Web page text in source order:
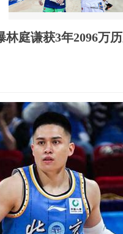
林庭谦获3年2096万